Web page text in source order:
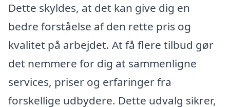
Dette skyldes, at det kan give dig en
bedre forståelse af den rette pris og
kvalitet på arbejdet. At få flere tilbud gør
det nemmere for dig at sammenligne
services, priser og erfaringer fra
forskellige udbydere. Dette udvalg sikrer,